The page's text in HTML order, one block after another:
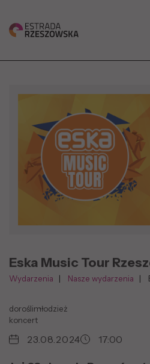
Eska Music Tour
Wydarzenia Nasze wydarzenia
doroślimłodzież
koncert
23.08.2024 17:00